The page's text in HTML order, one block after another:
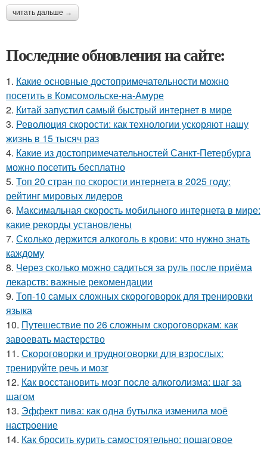
читать дальше →
Последние обновления на сайте:
1. Какие основные достопримечательности можно
посетить в Комсомольске-на-Амуре
2. Китай запустил самый быстрый интернет в мире
3. Революция скорости: как технологии ускоряют нашу
жизнь в 15 тысяч раз
4. Какие из достопримечательностей Санкт-Петербурга
можно посетить бесплатно
5. Топ 20 стран по скорости интернета в 2025 году:
рейтинг мировых лидеров
6. Максимальная скорость мобильного интернета в мире:
какие рекорды установлены
7. Сколько держится алкоголь в крови: что нужно знать
каждому
8. Через сколько можно садиться за руль после приёма
лекарств: важные рекомендации
9. Топ-10 самых сложных скороговорок для тренировки
языка
10. Путешествие по 26 сложным скороговоркам: как
завоевать мастерство
11. Скороговорки и трудноговорки для взрослых:
тренируйте речь и мозг
12. Как восстановить мозг после алкоголизма: шаг за
шагом
13. Эффект пива: как одна бутылка изменила моё
настроение
14. Как бросить курить самостоятельно: пошаговое